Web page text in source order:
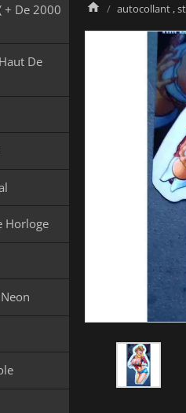
+ De 2000
De
Horloge
autocollant ,